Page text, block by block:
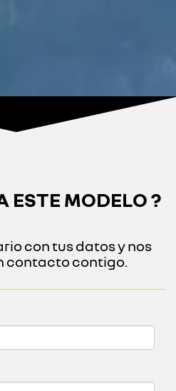
ESTE MODELO ?
con tus datos y nos
contacto contigo.